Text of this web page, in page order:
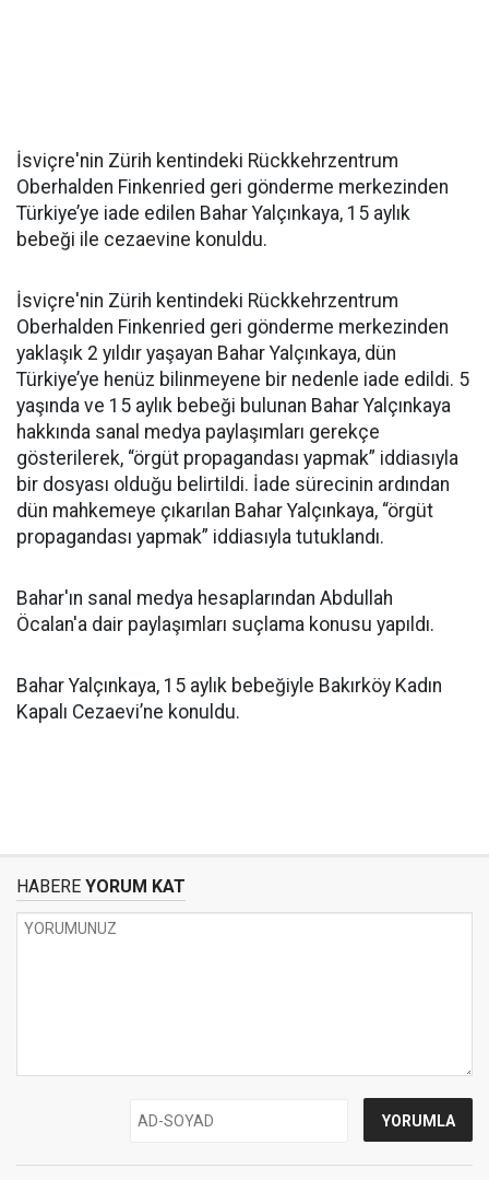
İsviçre'nin Zürih kentindeki Rückkehrzentrum
Oberhalden Finkenried geri gönderme merkezinden
Türkiye’ye iade edilen Bahar Yalçınkaya, 15 aylık
bebeği ile cezaevine konuldu.
İsviçre'nin Zürih kentindeki Rückkehrzentrum
Oberhalden Finkenried geri gönderme merkezinden
yaklaşık 2 yıldır yaşayan Bahar Yalçınkaya, dün
Türkiye’ye henüz bilinmeyene bir nedenle iade edildi. 5
yaşında ve 15 aylık bebeği bulunan Bahar Yalçınkaya
hakkında sanal medya paylaşımları gerekçe
gösterilerek, “örgüt propagandası yapmak” iddiasıyla
bir dosyası olduğu belirtildi. İade sürecinin ardından
dün mahkemeye çıkarılan Bahar Yalçınkaya, “örgüt
propagandası yapmak” iddiasıyla tutuklandı.
Bahar'ın sanal medya hesaplarından Abdullah
Öcalan'a dair paylaşımları suçlama konusu yapıldı.
Bahar Yalçınkaya, 15 aylık bebeğiyle Bakırköy Kadın
Kapalı Cezaevi’ne konuldu.
HABERE YORUM KAT